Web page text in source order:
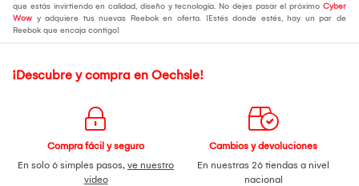
que estás invirtiendo en calidad, diseño y tecnología. No dejes pasar el próximo Cyber
Wow y adquiere tus nuevas Reebok en oferta. ¡Estés donde estés, hay un par de
Reebok que encaja contigo!
¡Descubre y compra en Oechsle!
Compra fácil y seguro
En solo 6 simples pasos, ve nuestro
video
Cambios y devoluciones
En nuestras 26 tiendas a nivel
nacional